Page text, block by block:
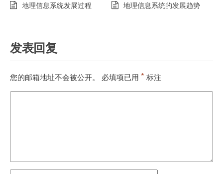
地理信息系统发展过程
地理信息系统的发展趋势
发表回复
您的邮箱地址不会被公开。 必填项已用 * 标注